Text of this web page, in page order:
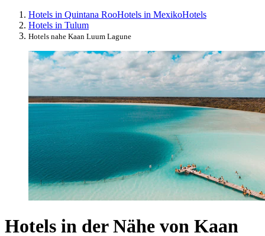
Hotels in Quintana RooHotels in MexikoHotels
Hotels in Tulum
Hotels nahe Kaan Luum Lagune
Hotels in der Nähe von Kaan